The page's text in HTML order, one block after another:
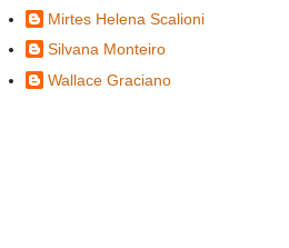
Mirtes Helena Scalioni
Silvana Monteiro
Wallace Graciano